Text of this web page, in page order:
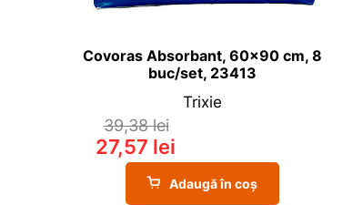
Covoras Absorbant, 60×90 cm, 8
buc/set, 23413
Trixie
39,38lei
27,57 lei
Adaugă în coș